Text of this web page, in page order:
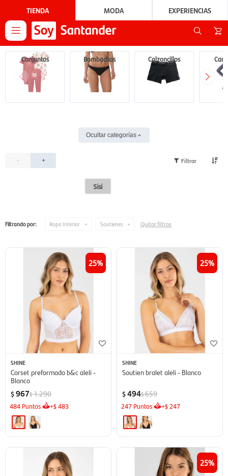
TIENDA MODA EXPERIENCIAS

Conjuntos Bombachas Calzoncillos
Ocultar categorías
- +
Sisi
Filtrando por: Ropa Interior Soutienes Quitar filtros
25
SHINE
Corset preformado b&c aleli -
Blanco
$967$1.290
484 Puntos +$483
25
SHINE
Soutien bralet aleli - Blanco
$494$659
247 Puntos +$ 247
25